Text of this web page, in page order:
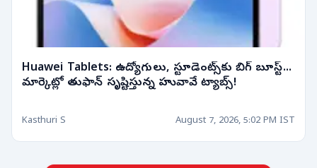
Huawei Tablets: ఉద్యోగులు, స్టూడెంట్స్‌కు బిగ్ బూస్ట్...
మార్కెట్లో తుఫాన్ సృష్టిస్తున్న హువావే ట్యాబ్స్!
Kasthuri S August 7, 2026, 5:02 PM IST